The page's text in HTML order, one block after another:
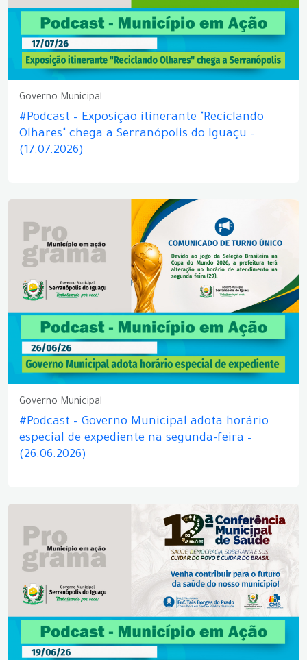
Governo Municipal
#Podcast – Exposição itinerante "Reciclando
Olhares" chega a Serranópolis do Iguaçu –
(17.07.2026)
Governo Municipal
#Podcast – Governo Municipal adota horário
especial de expediente na segunda-feira –
(26.06.2026)